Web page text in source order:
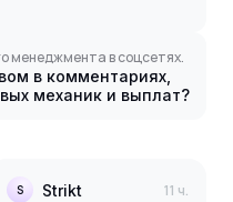
менеджмента в соцсетях.
в комментариях,
механик и выплат?
S Strikt 11 ч.